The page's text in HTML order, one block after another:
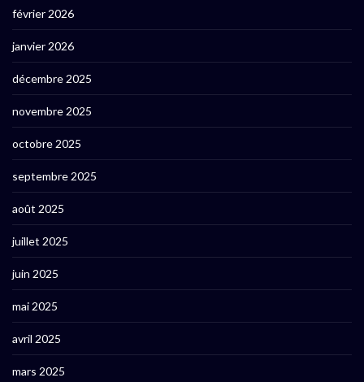
février 2026
janvier 2026
décembre 2025
novembre 2025
octobre 2025
septembre 2025
août 2025
juillet 2025
juin 2025
mai 2025
avril 2025
mars 2025